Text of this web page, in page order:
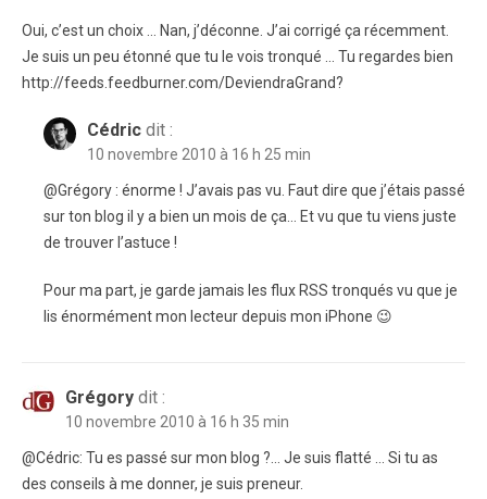
Oui, c’est un choix … Nan, j’déconne. J’ai corrigé ça récemment.
Je suis un peu étonné que tu le vois tronqué … Tu regardes bien
http://feeds.feedburner.com/DeviendraGrand?
Cédric dit :
10 novembre 2010 à 16 h 25 min
@Grégory : énorme ! J’avais pas vu. Faut dire que j’étais passé
sur ton blog il y a bien un mois de ça… Et vu que tu viens juste
de trouver l’astuce !
Pour ma part, je garde jamais les flux RSS tronqués vu que je
lis énormément mon lecteur depuis mon iPhone 😉
Grégory dit :
10 novembre 2010 à 16 h 35 min
@Cédric: Tu es passé sur mon blog ?… Je suis flatté … Si tu as
des conseils à me donner, je suis preneur.